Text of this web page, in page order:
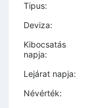
Tipus:
Deviza:
Kibocsatás
napja:
Lejárat napja:
Névérték: